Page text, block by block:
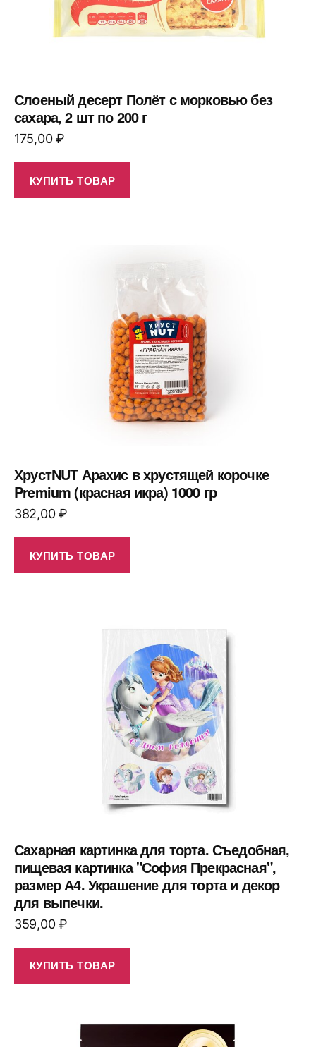
Слоеный десерт Полёт с морковью без
сахара, 2 шт по 200 г
175,00₽
КУПИТЬ ТОВАР
ХрустNUT Арахис в хрустящей корочке
Premium (красная икра) 1000 гр
382,00₽
КУПИТЬ ТОВАР
Сахарная картинка для торта. Съедобная,
пищевая картинка "София Прекрасная",
размер А4. Украшение для торта и декор
для выпечки.
359,00₽
КУПИТЬ ТОВАР